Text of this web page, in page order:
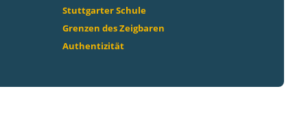
Stuttgarter Schule
Grenzen des Zeigbaren
Authentizität